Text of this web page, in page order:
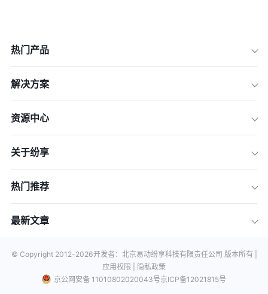
热门产品
解决方案
资源中心
关于纷享
热门推荐
最新文章
© Copyright 2012-2026开发者：北京易动纷享科技有限责任公司 版本所有 |
应用权限 |
隐私政策
京公网安备 11010802020043号京ICP备12021815号